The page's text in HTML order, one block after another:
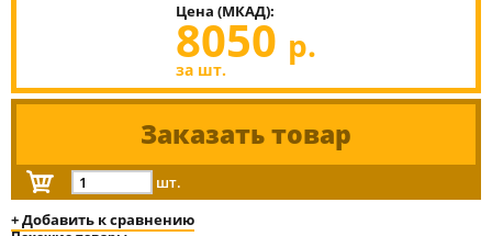
Цена (МКАД):
8050 р.
за шт.
Заказать товар
шт.
+ Добавить к сравнению